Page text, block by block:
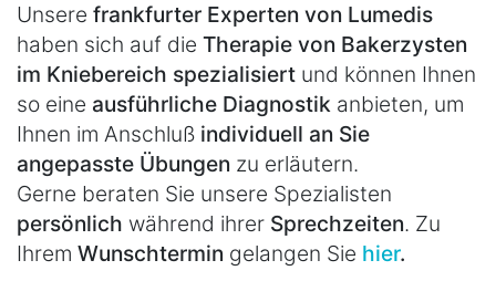
Unsere frankfurter Experten von Lumedis
haben sich auf die Therapie von Bakerzysten
im Kniebereich spezialisiert und können Ihnen
so eine ausführliche Diagnostik anbieten, um
Ihnen im Anschluß individuell an Sie
angepasste Übungen zu erläutern.
Gerne beraten Sie unsere Spezialisten
persönlich während ihrer Sprechzeiten. Zu
Ihrem Wunschtermin gelangen Sie hier.